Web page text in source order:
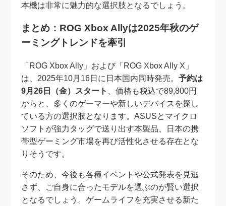
本機は非常に魅力的な選択肢となるでしょう。
まとめ：ROG Xbox Allyは2025年秋のゲ
ーミングトレンドを牽引
「ROG Xbox Ally」および「ROG Xbox Ally X」
は、2025年10月16日に日本国内同時発売。予約は
9月26日（金）スタート
、価格も税込で89,800円
からと、多くのゲーマーや新しいデバイスを探し
ている方の選択肢となります。ASUSとマイクロ
ソフトが強力タッグで送り出す本製品、日本の携
帯型ゲーミング市場を再び活性化させる存在とな
りそうです。
そのため、今後も各種イベントや公式発表を見逃
さず、ご自身に合ったモデルを選ぶのが賢い選択
となるでしょう。ゲームライフを充実させる新た